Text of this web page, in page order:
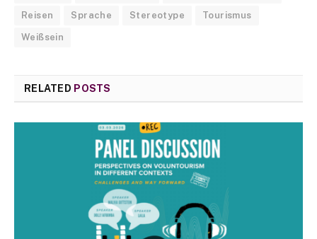
Reisen Sprache Stereotype Tourismus
Weißsein
RELATED POSTS